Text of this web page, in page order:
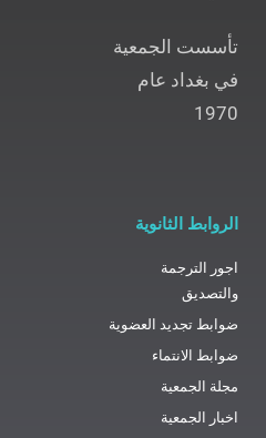
تأسست الجمعية
في بغداد عام
1970
الروابط الثانوية
اجور الترجمة
والتصديق
ضوابط تجديد العضوية
ضوابط الانتماء
مجلة الجمعية
اخبار الجمعية